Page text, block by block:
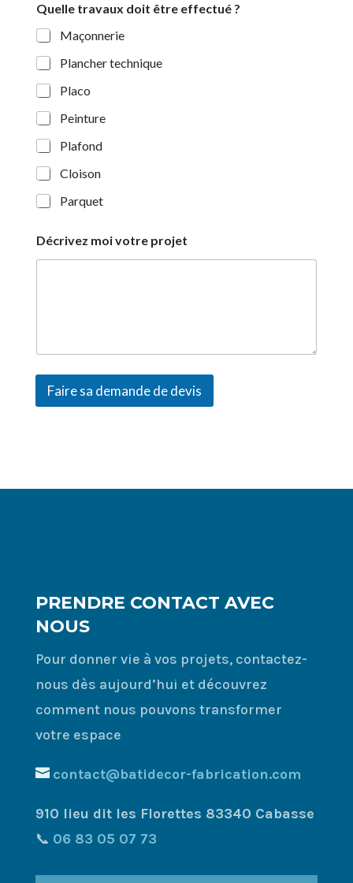
o
u
s
?
E
-
m
a
Quelle travaux doit être effectué ?
Maçonnerie
Plancher technique
Placo
Peinture
Plafond
Cloison
Parquet
Décrivez moi votre projet
Faire sa demande de devis
v
:
PRENDRE CONTACT AVEC
NOUS
Pour donner vie à vos projets, contactez-
nous dès aujourd’hui et découvrez
comment nous pouvons transformer
votre espace
contact@batidecor-fabrication.com
910 lieu dit les Florettes 83340 Cabasse
📞 06 83 05 07 73